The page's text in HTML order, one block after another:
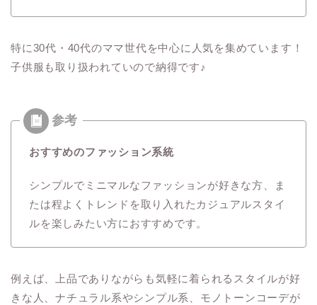
特に30代・40代のママ世代を中心に人気を集めています！
子供服も取り扱われていので納得です♪
おすすめのファッション系統
シンプルでミニマルなファッションが好きな方、ま
たは程よくトレンドを取り入れたカジュアルスタイ
ルを楽しみたい方におすすめです。
例えば、上品でありながらも気軽に着られるスタイルが好
きな人、ナチュラル系やシンプル系、モノトーンコーデが